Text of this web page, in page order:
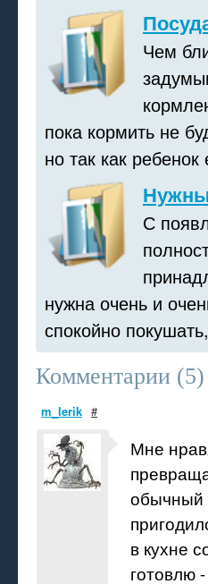
Чем
пока кормить не
но так как
С
нужна очень и
спокойно
Комментарии (5)
m_lerik #
Мне
обычный
в кухне
готовлю